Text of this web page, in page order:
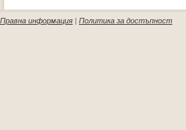
Правна информация | Политика за достъпност